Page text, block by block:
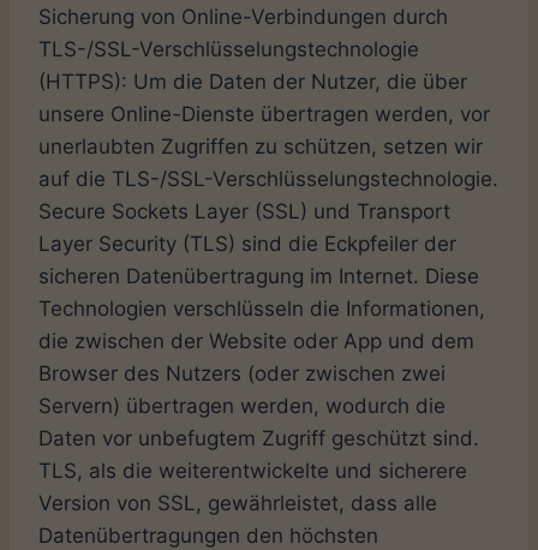
Sicherung von Online-Verbindungen durch
TLS-/SSL-Verschlüsselungstechnologie
(HTTPS): Um die Daten der Nutzer, die über
unsere Online-Dienste übertragen werden, vor
unerlaubten Zugriffen zu schützen, setzen wir
auf die TLS-/SSL-Verschlüsselungstechnologie.
Secure Sockets Layer (SSL) und Transport
Layer Security (TLS) sind die Eckpfeiler der
sicheren Datenübertragung im Internet. Diese
Technologien verschlüsseln die Informationen,
die zwischen der Website oder App und dem
Browser des Nutzers (oder zwischen zwei
Servern) übertragen werden, wodurch die
Daten vor unbefugtem Zugriff geschützt sind.
TLS, als die weiterentwickelte und sicherere
Version von SSL, gewährleistet, dass alle
Datenübertragungen den höchsten